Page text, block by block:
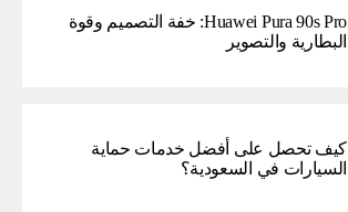
Huawei Pura 90s Pro: خفة التصميم وقوة
البطارية والتصوير
كيف تحصل على أفضل خدمات حماية
السيارات في السعودية؟